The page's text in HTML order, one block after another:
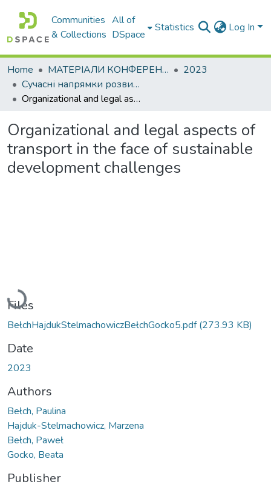
Communities
& Collections
All of
DSpace
Statistics Log In
Home МАТЕРІАЛИ КОНФЕРЕНЦІЙ
2023
Сучасні напрямки розвитку економіки і менеджменту підприємств України
Organizational and legal aspects of transport in the face of sustainable development challenges
Organizational and legal aspects of
transport in the face of sustainable
development challenges
Loading...
Files
BełchHajdukStelmachowiczBełchGocko5.pdf(273.93 KB)
Date
2023
Authors
Bełch, Paulina
Hajduk-Stelmachowicz, Marzena
Bełch, Paweł
Gocko, Beata
Publisher